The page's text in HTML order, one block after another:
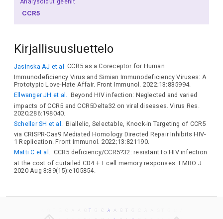
Analysoidut geenit
CCR5
Kirjallisuusluettelo
Jasinska AJ et al CCR5 as a Coreceptor for Human
Immunodeficiency Virus and Simian Immunodeficiency Viruses: A
Prototypic Love-Hate Affair. Front Immunol. 2022;13:835994.
Ellwanger JH et al. Beyond HIV infection: Neglected and varied
impacts of CCR5 and CCR5Delta32 on viral diseases. Virus Res.
2020;286:198040.
Scheller SH et al.
Biallelic, Selectable, Knock-in Targeting of CCR5
via CRISPR-Cas9 Mediated Homology Directed Repair Inhibits HIV-
1 Replication. Front Immunol. 2022;13:821190.
Matti C et al. CCR5 deficiency/CCR5?32: resistant to HIV infection
at the cost of curtailed CD4 + T cell memory responses. EMBO J.
2020 Aug 3;39(15):e105854.